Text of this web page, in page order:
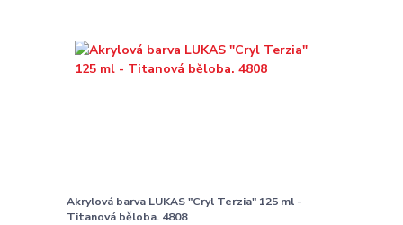
Akrylová barva LUKAS "Cryl Terzia" 125 ml -
Titanová běloba. 4808